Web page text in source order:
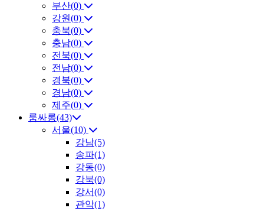
부산(0)
강원(0)
충북(0)
충남(0)
전북(0)
전남(0)
경북(0)
경남(0)
제주(0)
룸싸롱(43)
서울(10)
강남(5)
송파(1)
강동(0)
강북(0)
강서(0)
관악(1)